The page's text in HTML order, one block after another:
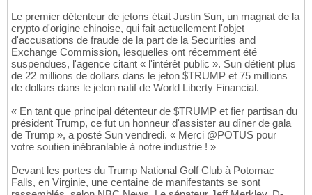
Le premier détenteur de jetons était Justin Sun, un magnat de la
crypto d'origine chinoise, qui fait actuellement l'objet
d'accusations de fraude de la part de la Securities and
Exchange Commission, lesquelles ont récemment été
suspendues, l'agence citant « l'intérêt public ». Sun détient plus
de 22 millions de dollars dans le jeton $TRUMP et 75 millions
de dollars dans le jeton natif de World Liberty Financial.
« En tant que principal détenteur de $TRUMP et fier partisan du
président Trump, ce fut un honneur d'assister au dîner de gala
de Trump », a posté Sun vendredi. « Merci @POTUS pour
votre soutien inébranlable à notre industrie ! »
Devant les portes du Trump National Golf Club à Potomac
Falls, en Virginie, une centaine de manifestants se sont